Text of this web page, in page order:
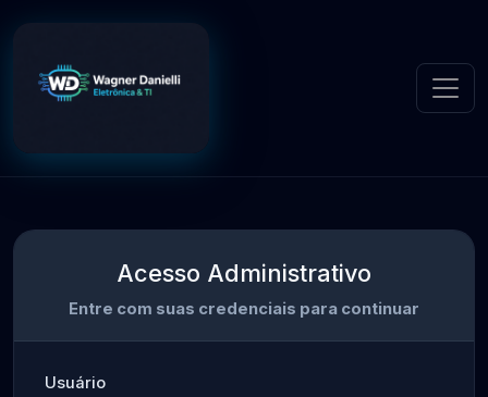
Acesso Administrativo
Entre com suas credenciais para continuar
Usuário